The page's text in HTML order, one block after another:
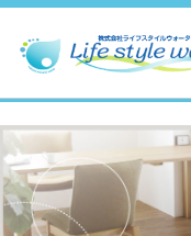
新
マ